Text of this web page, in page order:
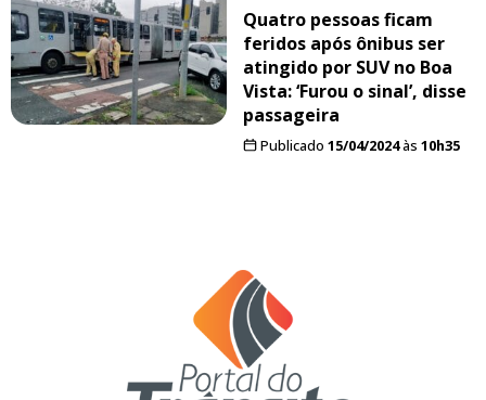
Quatro pessoas ficam
feridos após ônibus ser
atingido por SUV no Boa
Vista: ‘Furou o sinal’, disse
passageira
Publicado 15/04/2024às 10h35